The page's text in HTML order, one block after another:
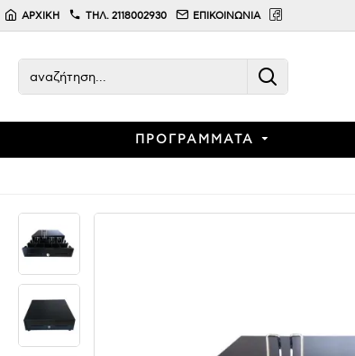
ΑΡΧΙΚΗ ΤΗΛ. 2118002930 ΕΠΙΚΟΙΝΩΝΙΑ
ΠΡΟΓΡΑΜΜΑΤΑ